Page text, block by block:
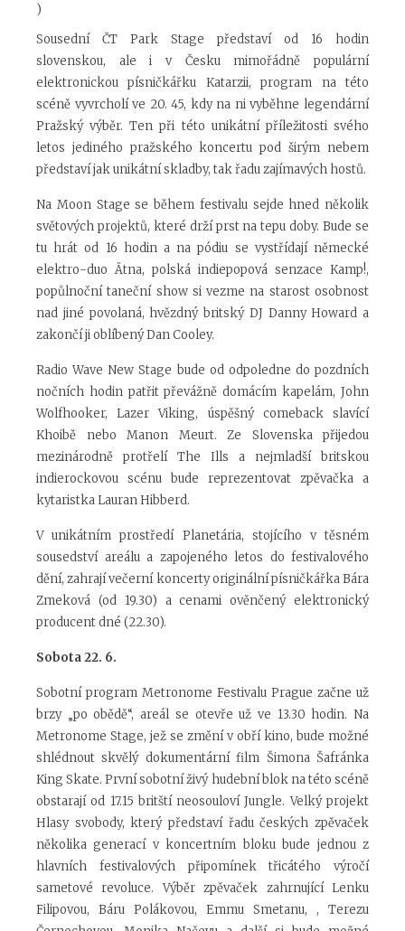
)
Sousední ČT Park Stage představí od 16 hodin
slovenskou, ale i v Česku mimořádně populární
elektronickou písničkářku Katarzii, program na této
scéně vyvrcholí ve 20. 45, kdy na ni vyběhne legendární
Pražský výběr. Ten při této unikátní příležitosti svého
letos jediného pražského koncertu pod širým nebem
představí jak unikátní skladby, tak řadu zajímavých hostů.
Na Moon Stage se během festivalu sejde hned několik
světových projektů, které drží prst na tepu doby. Bude se
tu hrát od 16 hodin a na pódiu se vystřídají německé
elektro-duo Ätna, polská indiepopová senzace Kamp!,
popůlnoční taneční show si vezme na starost osobnost
nad jiné povolaná, hvězdný britský DJ Danny Howard a
zakončí ji oblíbený Dan Cooley.
Radio Wave New Stage bude od odpoledne do pozdních
nočních hodin patřit převážně domácím kapelám, John
Wolfhooker, Lazer Viking, úspěšný comeback slavící
Khoibě nebo Manon Meurt. Ze Slovenska přijedou
mezinárodně protřelí The Ills a nejmladší britskou
indierockovou scénu bude reprezentovat zpěvačka a
kytaristka Lauran Hibberd.
V unikátním prostředí Planetária, stojícího v těsném
sousedství areálu a zapojeného letos do festivalového
dění, zahrají večerní koncerty originální písničkářka Bára
Zmeková (od 19.30) a cenami ověnčený elektronický
producent dné (22.30).
Sobota 22. 6.
Sobotní program Metronome Festivalu Prague začne už
brzy „po obědě“, areál se otevře už ve 13.30 hodin. Na
Metronome Stage, jež se změní v obří kino, bude možné
shlédnout skvělý dokumentární film Šimona Šafránka
King Skate. První sobotní živý hudební blok na této scéně
obstarají od 17.15 britští neosouloví Jungle. Velký projekt
Hlasy svobody, který představí řadu českých zpěvaček
několika generací v koncertním bloku bude jednou z
hlavních festivalových připomínek třicátého výročí
sametové revoluce. Výběr zpěvaček zahrnující Lenku
Filipovou, Báru Polákovou, Emmu Smetanu, , Terezu